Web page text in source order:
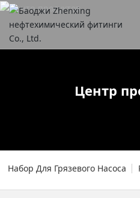
Центр
Набор Для Грязевого Насоса